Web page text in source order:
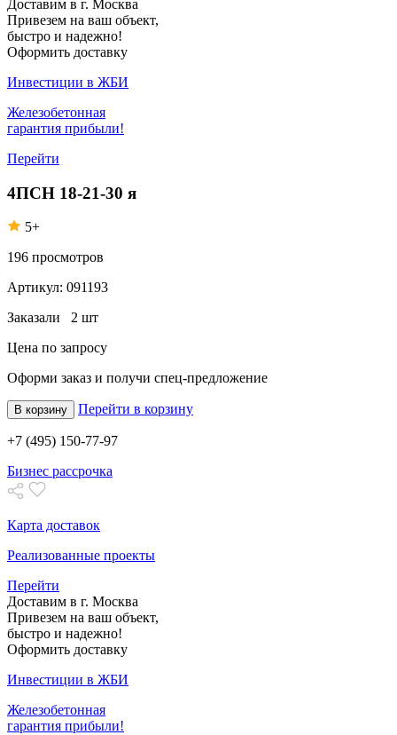
Доставим в г. Москва
Привезем на ваш объект,
быстро и надежно!
Оформить доставку
Инвестиции в ЖБИ
Железобетонная
гарантия прибыли!
Перейти
4ПСН 18-21-30 я
5+
196 просмотров
Артикул: 091193
Заказали 2 шт
Цена по запросу
Оформи заказ и получи спец-предложение
В корзину Перейти в корзину
+7 (495) 150-77-97
Бизнес рассрочка
Карта доставок
Реализованные проекты
Перейти
Доставим в г. Москва
Привезем на ваш объект,
быстро и надежно!
Оформить доставку
Инвестиции в ЖБИ
Железобетонная
гарантия прибыли!